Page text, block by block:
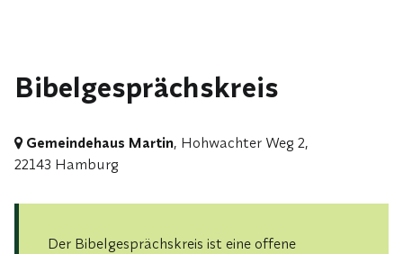
Bibelgesprächskreis
Gemeindehaus Martin, Hohwachter Weg 2,
22143 Hamburg
Der Bibelgesprächskreis ist eine offene